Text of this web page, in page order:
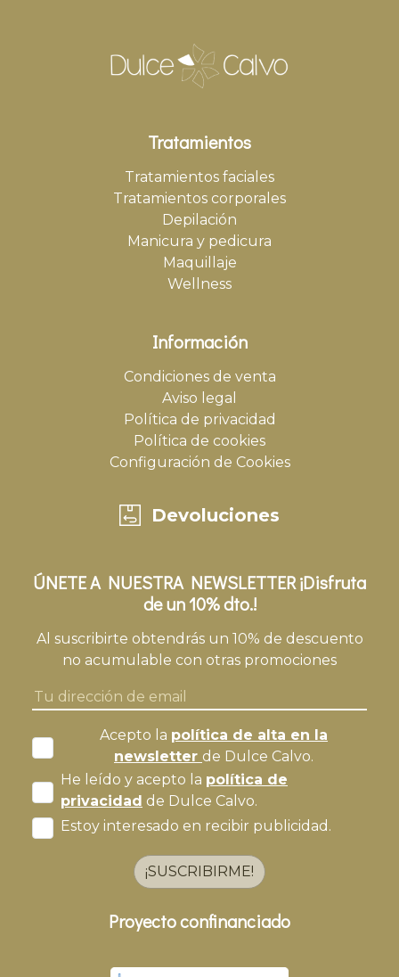
Tratamientos
Tratamientos faciales
Tratamientos corporales
Depilación
Manicura y pedicura
Maquillaje
Wellness
Información
Condiciones de venta
Aviso legal
Política de privacidad
Política de cookies
Configuración de Cookies
Devoluciones
ÚNETE A NUESTRA NEWSLETTER ¡Disfruta
de un 10% dto.!
Al suscribirte obtendrás un 10% de descuento
no acumulable con otras promociones
Acepto la política de alta en la
newsletter de Dulce Calvo.
He leído y acepto la política de
privacidad de Dulce Calvo.
Estoy interesado en recibir publicidad.
¡SUSCRIBIRME!
Proyecto confinanciado